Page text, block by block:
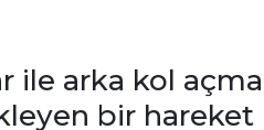
ile arka kol açma
bir hareket